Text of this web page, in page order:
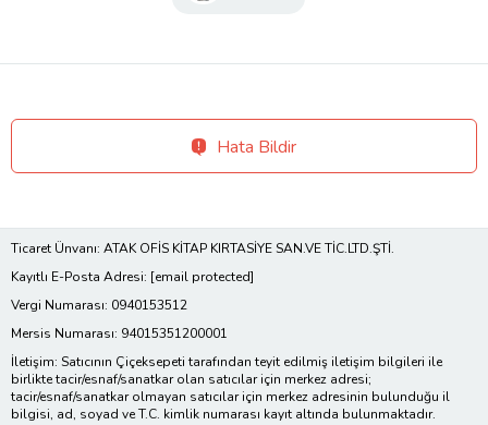
Hata Bildir
Ticaret Ünvanı: ATAK OFİS KİTAP KIRTASİYE SAN.VE TİC.LTD.ŞTİ.
Kayıtlı E-Posta Adresi: [email protected]
Vergi Numarası: 0940153512
Mersis Numarası: 94015351200001
İletişim: Satıcının Çiçeksepeti tarafından teyit edilmiş iletişim bilgileri ile
birlikte tacir/esnaf/sanatkar olan satıcılar için merkez adresi;
tacir/esnaf/sanatkar olmayan satıcılar için merkez adresinin bulunduğu il
bilgisi, ad, soyad ve T.C. kimlik numarası kayıt altında bulunmaktadır.